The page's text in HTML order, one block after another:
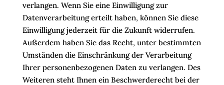
verlangen. Wenn Sie eine Einwilligung zur
Datenverarbeitung erteilt haben, können Sie diese
Einwilligung jederzeit für die Zukunft widerrufen.
Außerdem haben Sie das Recht, unter bestimmten
Umständen die Einschränkung der Verarbeitung
Ihrer personenbezogenen Daten zu verlangen. Des
Weiteren steht Ihnen ein Beschwerderecht bei der